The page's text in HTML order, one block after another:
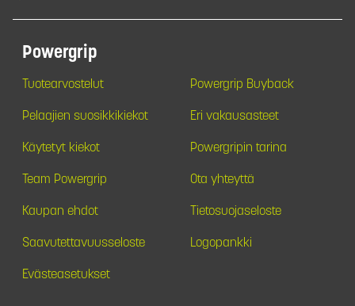
Powergrip
Tuotearvostelut Powergrip Buyback
Pelaajien suosikkikiekot Eri vakausasteet
Käytetyt kiekot Powergripin tarina
Team Powergrip Ota yhteyttä
Kaupan ehdot Tietosuojaseloste
Saavutettavuusseloste Logopankki
Evästeasetukset